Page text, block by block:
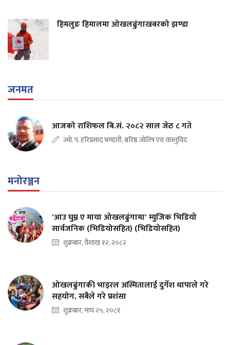
हिमलुङ हिमालमा ओखलढुंगाखबरको झण्डा
जनमत
आजको राशिफल बि.सं. २०८२ साल जेठ ८ गते
ज्यो. पं. हरिप्रसाद भण्डारी, बरिष्ठ जोतिष एवं वास्तुविद
मनोरञ्जन
'आउ घुम्न ए माया ओखलढुंगामा' म्युजिक भिडियो
सार्वजनिक (भिडियोसहित) (भिडियोसहित)
शुक्रबार, वैशाख १२, २०८२
ओखलढुंगाकी भाइरल अस्मितालाई दुर्गेश थापाले गरे
सहयोग, सबैले गरे प्रशंसा
शुक्रबार, माघ २५, २०८१